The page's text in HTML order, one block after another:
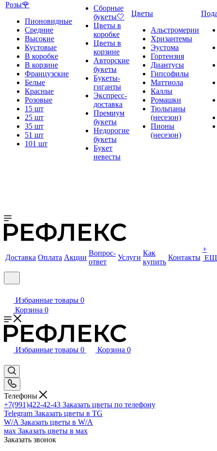
Розы🌹
Пионовидные
Средние
Высокие
Кустовые
В коробке
В корзине
Французские
Белые
Красные
Розовые
15 шт
25 шт
35 шт
51 шт
101 шт
Сборные
букеты🤍
Цветы в
коробке
Цветы в
корзине
Авторские
букеты
Букеты-
гиганты
Экспресс-
доставка
Премиум
букеты
Недорогие
букеты
Букет
невесты
Цветы
Альстромерии
Хризантемы
Эустома
Гортензия
Диантусы
Гипсофилы
Маттиола
Каллы
Ромашки
Тюльпаны
(несезон)
Пионы
(несезон)
Доставка Оплата Акции
Вопрос-
ответ
Услуги
Как
купить
Контакты
+
Избранные товары 0
Корзина 0
Избранные товары 0 Корзина 0
Телефоны
+7(991)422-42-43 Заказать цветы по телефону
Telegram Заказать цветы в TG
W/A Заказать цветы в W/A
мах Заказать цветы в мах
Заказать звонок